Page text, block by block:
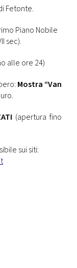
Fetonte.
Piano Nobile
sec).
alle ore 24)
Mostra “Van
(apertura fino
sui siti: